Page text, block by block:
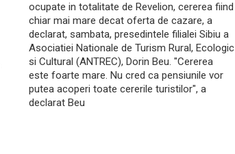
ocupate in totalitate de Revelion, cererea fiind
chiar mai mare decat oferta de cazare, a
declarat, sambata, presedintele filialei Sibiu a
Asociatiei Nationale de Turism Rural, Ecologic
si Cultural (ANTREC), Dorin Beu. "Cererea
este foarte mare. Nu cred ca pensiunile vor
putea acoperi toate cererile turistilor", a
declarat Beu